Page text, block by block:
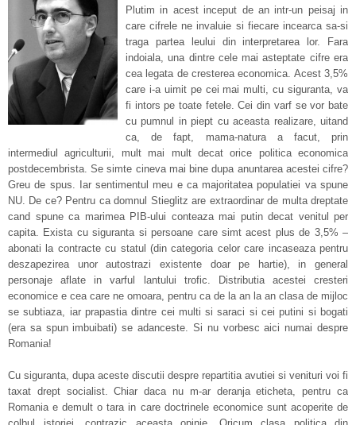
Plutim in acest inceput de an intr-un peisaj in
care cifrele ne invaluie si fiecare incearca sa-si
traga partea leului din interpretarea lor. Fara
indoiala, una dintre cele mai asteptate cifre era
cea legata de cresterea economica. Acest 3,5%
care i-a uimit pe cei mai multi, cu siguranta, va
fi intors pe toate fetele. Cei din varf se vor bate
cu pumnul in piept cu aceasta realizare, uitand
ca, de fapt, mama-natura a facut, prin
intermediul agriculturii, mult mai mult decat orice politica economica
postdecembrista. Se simte cineva mai bine dupa anuntarea acestei cifre?
Greu de spus. Iar sentimentul meu e ca majoritatea populatiei va spune
NU. De ce? Pentru ca domnul Stieglitz are extraordinar de multa dreptate
cand spune ca marimea PIB-ului conteaza mai putin decat venitul per
capita. Exista cu siguranta si persoane care simt acest plus de 3,5% –
abonati la contracte cu statul (din categoria celor care incaseaza pentru
deszapezirea unor autostrazi existente doar pe hartie), in general
personaje aflate in varful lantului trofic. Distributia acestei cresteri
economice e cea care ne omoara, pentru ca de la an la an clasa de mijloc
se subtiaza, iar prapastia dintre cei multi si saraci si cei putini si bogati
(era sa spun imbuibati) se adanceste. Si nu vorbesc aici numai despre
Romania!
Cu siguranta, dupa aceste discutii despre repartitia avutiei si venituri voi fi
taxat drept socialist. Chiar daca nu m-ar deranja eticheta, pentru ca
Romania e demult o tara in care doctrinele economice sunt acoperite de